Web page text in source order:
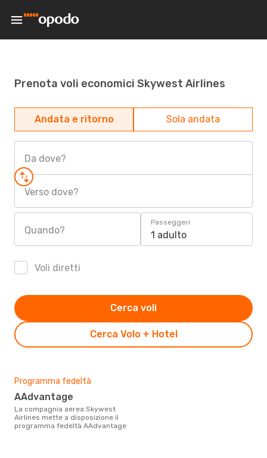
Prenota voli economici Skywest Airlines
Andata e ritorno Sola andata
Da dove?
Verso dove?
Quando?
Passeggeri
1 adulto
Voli diretti
Cerca Volo + Hotel
Cerca voli
Programma fedeltà
AAdvantage
La compagnia aerea Skywest
Airlines mette a disposizione il
programma fedeltà AAdvantage